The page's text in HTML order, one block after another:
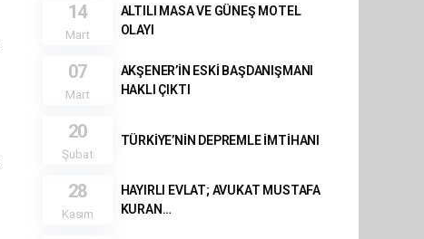
14
Mart
ALTILI MASA VE GÜNEŞ MOTEL
OLAYI
07
Mart
AKŞENER’İN ESKİ BAŞDANIŞMANI
HAKLI ÇIKTI
20
Şubat
TÜRKİYE’NİN DEPREMLE İMTİHANI
28
Kasım
HAYIRLI EVLAT; AVUKAT MUSTAFA
KURAN…